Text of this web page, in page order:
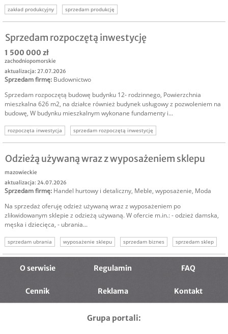
zakład produkcyjny sprzedam produkcję
Sprzedam rozpoczętą inwestycję
1 500 000 zł
zachodniopomorskie
aktualizacja: 27.07.2026
Sprzedam firmę: Budownictwo
Sprzedam rozpoczętą budowę budynku 12- rodzinnego, Powierzchnia
mieszkalna 626 m2, na działce również budynek usługowy z pozwoleniem na
budowę, W budynku mieszkalnym wykonane fundamenty i...
rozpoczęta inwestycja
sprzedam rozpoczętą inwestycję
sprzedam inwestycję
rozpoczęta inwestycja budowa
Odzieżą używaną wraz z wyposażeniem sklepu
mazowieckie
aktualizacja: 24.07.2026
Sprzedam firmę: Handel hurtowy i detaliczny, Meble, wyposażenie, Moda
Na sprzedaż oferuję odzież używaną wraz z wyposażeniem po
zlikwidowanym sklepie z odzieżą używaną. W ofercie m.in.: - odzież damska,
męska i dziecięca, - ubrania...
sprzedam ubrania wyposażenie sklepu sprzedam biznes sprzedam sklep
O serwisie Regulamin FAQ
Cennik Reklama Kontakt
Grupa portali: